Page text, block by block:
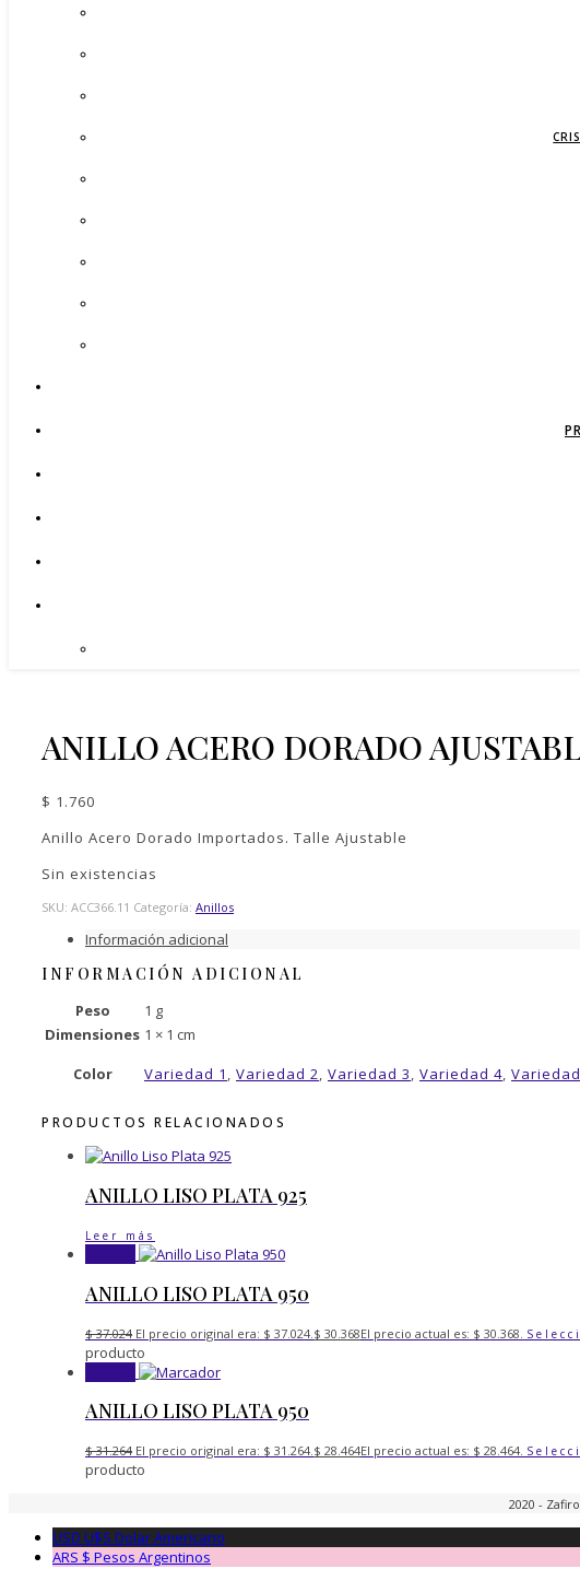
ANILLO ACERO DORADO
$ 1.760
Anillo Acero Dorado Importados. Talle Ajustable
Sin existencias
SKU: ACC366.11 Categoría: Anillos
Información adicional
INFORMACIÓN ADICIONAL
Peso
1 g
Dimensiones 1 × 1 cm
Color
Variedad 1 , Variedad 2, Variedad 3, Variedad 4,
PRODUCTOS RELACIONADOS
ANILLO LISO PLATA 925
Leer más
ANILLO LISO PLATA 950
$37.024 El precio original era: $ 37.024. $ 30.368El precio actual es: $ 30.368.
producto
ANILLO LISO PLATA 950
$31.264 El precio original era: $ 31.264.$ 28.464El precio actual es: $ 28.464.
producto
2020 -
USD U$S Dolar Americano
ARS $ Pesos Argentinos